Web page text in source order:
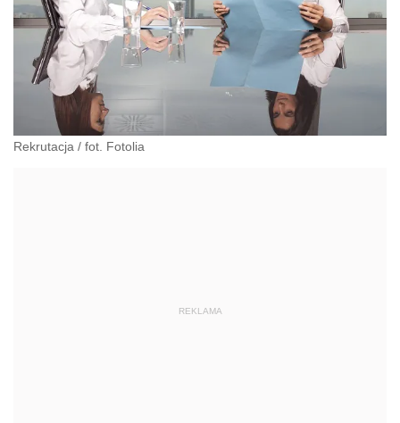
Rekrutacja / fot. Fotolia